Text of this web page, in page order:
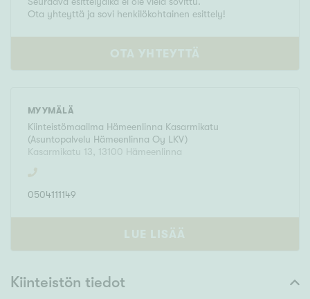
Ota yhteyttä ja sovi henkilökohtainen esittely!
OTA YHTEYTTÄ
MYYMÄLÄ
Kiinteistömaailma Hämeenlinna Kasarmikatu
(Asuntopalvelu Hämeenlinna Oy LKV)
Kasarmikatu 13, 13100 Hämeenlinna
0504111149
LUE LISÄÄ
Kiinteistön tiedot